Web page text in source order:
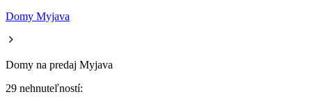
Domy Myjava
Domy na predaj Myjava
29 nehnuteľností: